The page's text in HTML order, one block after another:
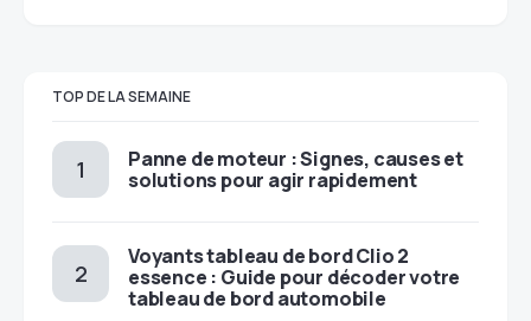
TOP DE LA SEMAINE
Panne de moteur : Signes, causes et
solutions pour agir rapidement
Voyants tableau de bord Clio 2
essence : Guide pour décoder votre
tableau de bord automobile